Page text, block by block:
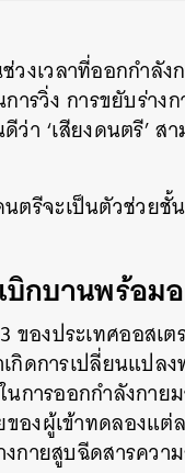
วงเวลาที่ออกกำลั
ารวิ่ง การขยับร่า
า ‘เสียงดนตรี’
ตรีจะเป็นตัวช่วย
บิกบานพร้อ
ของประเทศออสเ
กิดการเปลี่ยนแปล
การออกกำลังกา
องผู้เข้าทดลองแ
กายสูบฉีดสารควา